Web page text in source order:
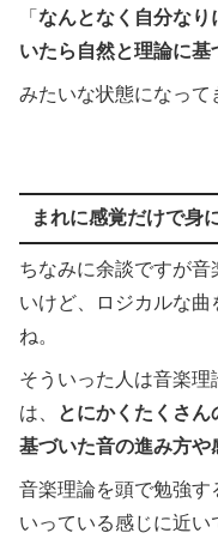
「 なんとなく自分なり
いたら自然と理論に
みたいな状態になって
まれに感覚だけで身
ちなみに余談ですが
いけど、ロジカルな
ね。
そういった人は音楽理
は、
とにかくたくさ
基づいた音の進み方や
音楽理論を頭で勉強す
いっている感じに近い